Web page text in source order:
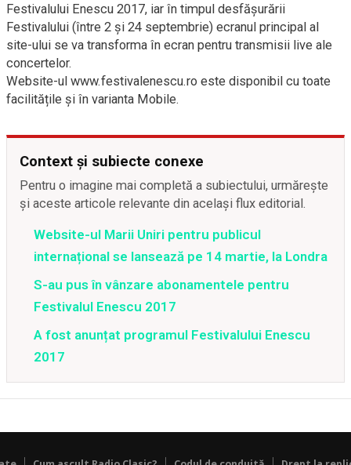
Festivalului Enescu 2017, iar în timpul desfășurării
Festivalului (între 2 şi 24 septembrie) ecranul principal al
site-ului se va transforma în ecran pentru transmisii live ale
concertelor.
Website-ul www.festivalenescu.ro este disponibil cu toate
facilitățile și în varianta Mobile.
Context și subiecte conexe
Pentru o imagine mai completă a subiectului, urmărește
și aceste articole relevante din același flux editorial.
Website-ul Marii Uniri pentru publicul
internațional se lansează pe 14 martie, la Londra
S-au pus în vânzare abonamentele pentru
Festivalul Enescu 2017
A fost anunțat programul Festivalului Enescu
2017